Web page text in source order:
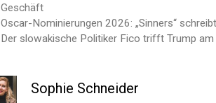
Kategorien
Geschäft
Oscar-Nominierungen 2026: „Sinners“
Der slowakische Politiker Fico trifft Trump
Sophie Schneider